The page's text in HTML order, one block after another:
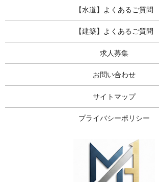
【水道】よくあるご質問
【建築】よくあるご質問
求人募集
お問い合わせ
サイトマップ
プライバシーポリシー